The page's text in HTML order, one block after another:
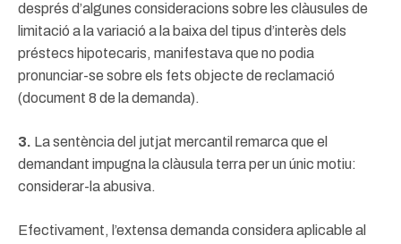
després d’algunes consideracions sobre les clàusules de
limitació a la variació a la baixa del tipus d’interès dels
préstecs hipotecaris, manifestava que no podia
pronunciar-se sobre els fets objecte de reclamació
(document 8 de la demanda).
3. La sentència del jutjat mercantil remarca que el
demandant impugna la clàusula terra per un únic motiu:
considerar-la abusiva.
Efectivament, l’extensa demanda considera aplicable al